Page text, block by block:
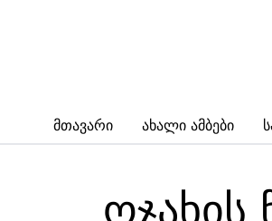
Მთავარი Ახალი Ამბები